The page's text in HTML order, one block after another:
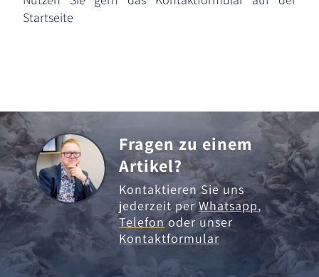
Startseite
Fragen zu einem
Artikel?
Kontaktieren Sie uns
jederzeit perWhatsapp,
Telefonoder unser
Kontaktformular